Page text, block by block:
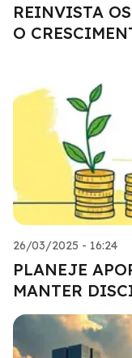
REINVISTA
O
26/03/2025 - 16:24
PLANEJE
MANTER